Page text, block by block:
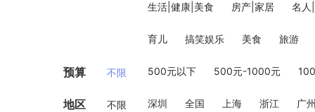
生活|健康|美食 房产|家居 名人
育儿 搞笑娱乐 美食 旅游
预算 不限 500元以下 500元-1000元
地区 不限 深圳 全国 上海 浙江 广